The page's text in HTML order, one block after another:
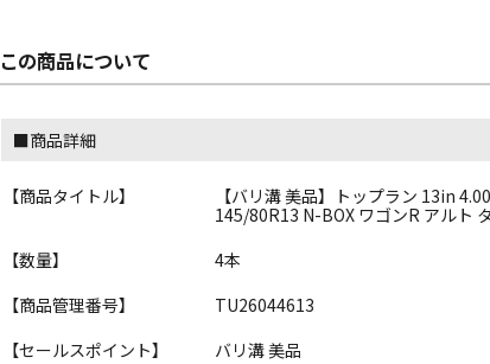
この商品について
■商品詳細
【商品タイトル】
【バリ溝 美品】トップラン 13in
145/80R13 N-BOX ワゴンR アルト
【数量】
4本
【商品管理番号】
TU26044613
【セールスポイント】
バリ溝 美品